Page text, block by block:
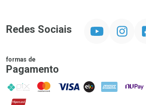
Redes Sociais Instagram
formas de
Pagamento
PIX MasterCard
VISA ELO AMEX NuPay
Hipercard